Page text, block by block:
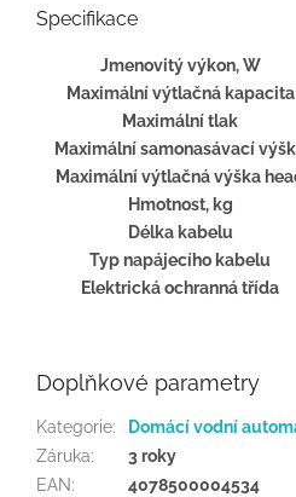
Specifikace
Jmenovitý výkon, W
Maximální výtlačná kapacita
Maximální tlak
Maximální samonasávací
Maximální výtlačná výška
Hmotnost, kg
Délka kabelu
Typ napájecího kabelu
Elektrická ochranná třída
Doplňkové parametry
Kategorie:
Domácí vodní
Záruka:
3 roky
EAN: 4078500004534